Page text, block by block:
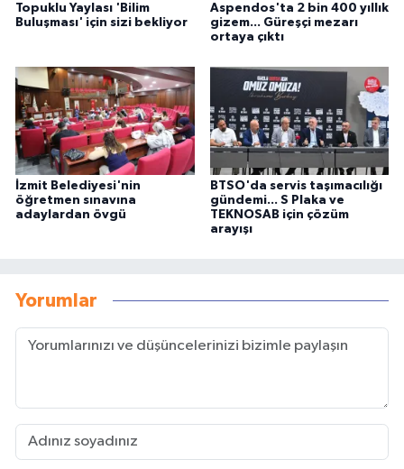
Topuklu Yaylası 'Bilim
Buluşması' için sizi bekliyor
Aspendos'ta 2 bin 400 yıllık
gizem... Güreşçi mezarı
ortaya çıktı
İzmit Belediyesi'nin
öğretmen sınavına
adaylardan övgü
BTSO'da servis taşımacılığı
gündemi... S Plaka ve
TEKNOSAB için çözüm
arayışı
Yorumlar